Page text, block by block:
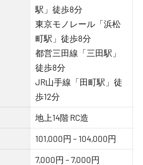
駅」徒歩8分
東京モノレール「浜松
町駅」徒歩8分
都営三田線「三田駅」
徒歩8分
JR山手線「田町駅」徒
歩12分
地上14階 RC造
101,000円 – 104,000円
7,000円 – 7,000円